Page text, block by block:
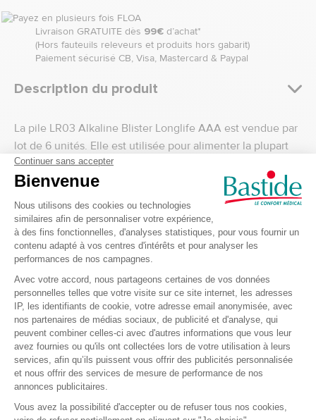
Livraison GRATUITE dès 99€ d’achat*
(Hors fauteuils releveurs et produits hors gabarit)
Paiement sécurisé CB, Visa, Mastercard & Paypal
Description du produit
La pile LR03 Alkaline Blister Longlife AAA est vendue par
lot de 6 unités. Elle est utilisée pour alimenter la plupart
des appareils du quotidien.
Recevez nos offres et
promotions
Envoyer